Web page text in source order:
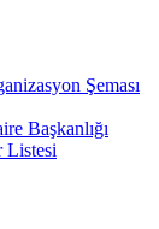
Şeması
Başkanlığı
Listesi